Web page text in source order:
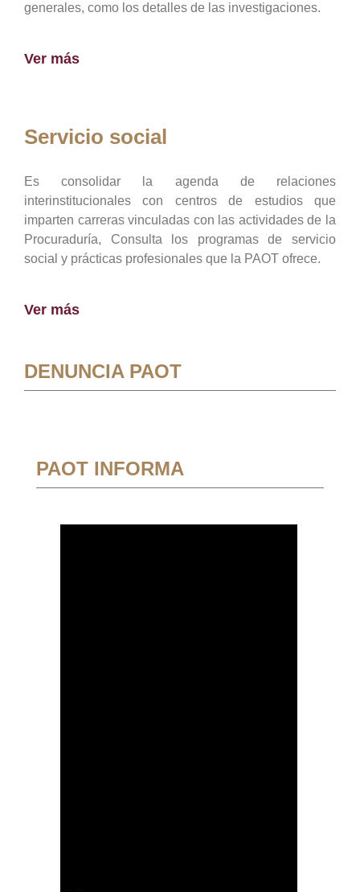
generales, como los detalles de las investigaciones.
Ver más
Servicio social
Es consolidar la agenda de relaciones
interinstitucionales con centros de estudios que
imparten carreras vinculadas con las actividades de la
Procuraduría, Consulta los programas de servicio
social y prácticas profesionales que la PAOT ofrece.
Ver más
DENUNCIA PAOT
PAOT INFORMA